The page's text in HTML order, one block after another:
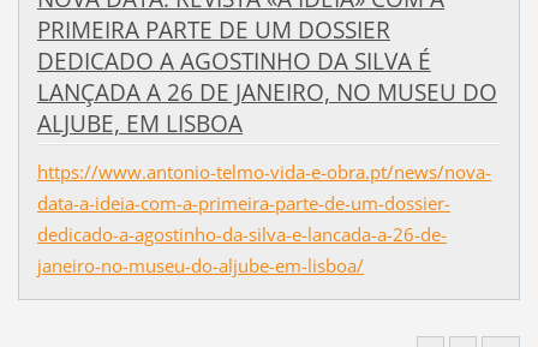
PRIMEIRA PARTE DE UM DOSSIER
DEDICADO A AGOSTINHO DA SILVA É
LANÇADA A 26 DE JANEIRO, NO MUSEU DO
ALJUBE, EM LISBOA
https://www.antonio-telmo-vida-e-obra.pt/news/nova-
data-a-ideia-com-a-primeira-parte-de-um-dossier-
dedicado-a-agostinho-da-silva-e-lancada-a-26-de-
janeiro-no-museu-do-aljube-em-lisboa/